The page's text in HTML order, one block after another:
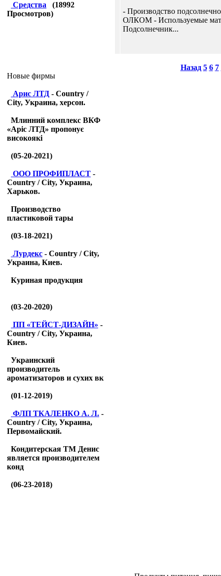
Средства (18992
Просмотров)
Новые фирмы
Арис ЛТД - Country /
City, Украина, херсон.
Млинний комплекс ВКФ
«Аріс ЛТД» пропонує
високоякі
(05-20-2021)
ООО ПРОФИПЛАСТ -
Country / City, Украина,
Харьков.
Производство
пластиковой тары
(03-18-2021)
Лурдекс - Country / City,
Украина, Киев.
Куриная продукция
(03-20-2020)
ПП «ТЕЙСТ-ДИЗАЙН» -
Country / City, Украина,
Киев.
Украинский
производитель
ароматизаторов и сухих вк
(01-12-2019)
ФЛП ТКАЛЕНКО А. Л. -
Country / City, Украина,
Первомайский.
Кондитерская ТМ Денис
является производителем
конд
(06-23-2018)
- Производство
ОЛКОМ - Используемые
Подсолнечник...
Назад 5 6 7